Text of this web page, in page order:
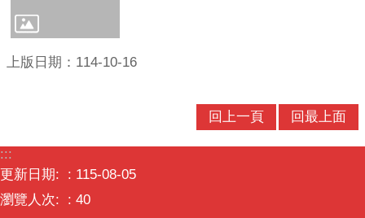
訊
主
意
交
流
上版日期：114-10-16
回上一頁 回最上面
:::
更新日期:
115-08-05
瀏覽人次:
40